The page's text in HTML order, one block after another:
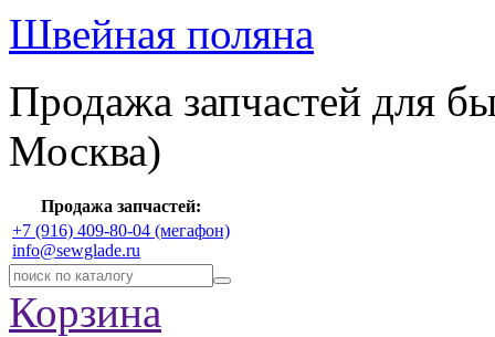
Швейная поляна
Продажа запчастей для
Москва)
Продажа запчастей:
+7 (916) 409-80-04 (мегафон)
info@sewglade.ru
Корзина